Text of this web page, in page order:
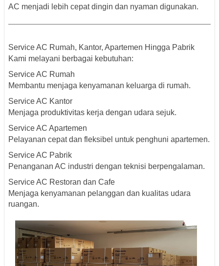
AC menjadi lebih cepat dingin dan nyaman digunakan.
Service AC Rumah, Kantor, Apartemen Hingga Pabrik
Kami melayani berbagai kebutuhan:
Service AC Rumah
Membantu menjaga kenyamanan keluarga di rumah.
Service AC Kantor
Menjaga produktivitas kerja dengan udara sejuk.
Service AC Apartemen
Pelayanan cepat dan fleksibel untuk penghuni apartemen.
Service AC Pabrik
Penanganan AC industri dengan teknisi berpengalaman.
Service AC Restoran dan Cafe
Menjaga kenyamanan pelanggan dan kualitas udara
ruangan.